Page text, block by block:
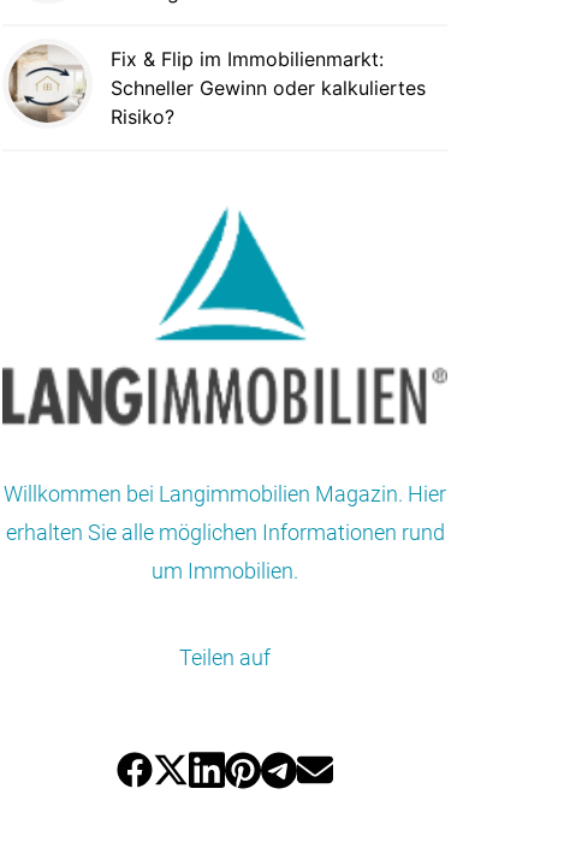
Fix & Flip im Immobilienmarkt:
Schneller Gewinn oder kalkuliertes
Risiko?
Willkommen bei Langimmobilien Magazin. Hier
erhalten Sie alle möglichen Informationen rund
um Immobilien.
Teilen auf